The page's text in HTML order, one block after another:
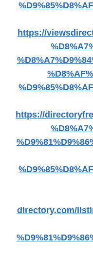
https://
https://
directory.com/